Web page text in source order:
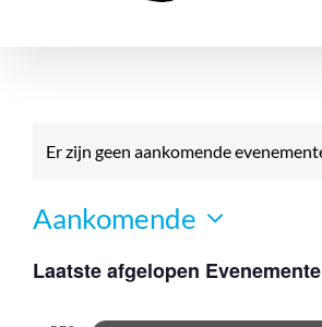
Er zijn geen aankomende
Aankomende
een
Laatste afgelopen